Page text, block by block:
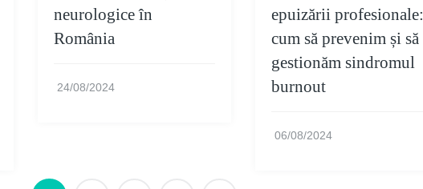
neurologice în
România
24/08/2024
epuizării profesionale:
cum să prevenim și să
gestionăm sindromul
burnout
06/08/2024